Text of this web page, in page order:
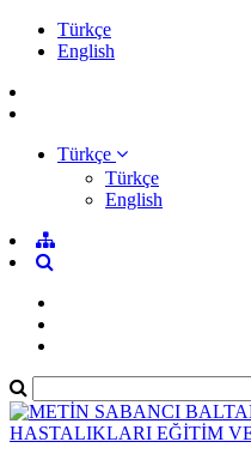
Türkçe
English
Türkçe
Türkçe
English